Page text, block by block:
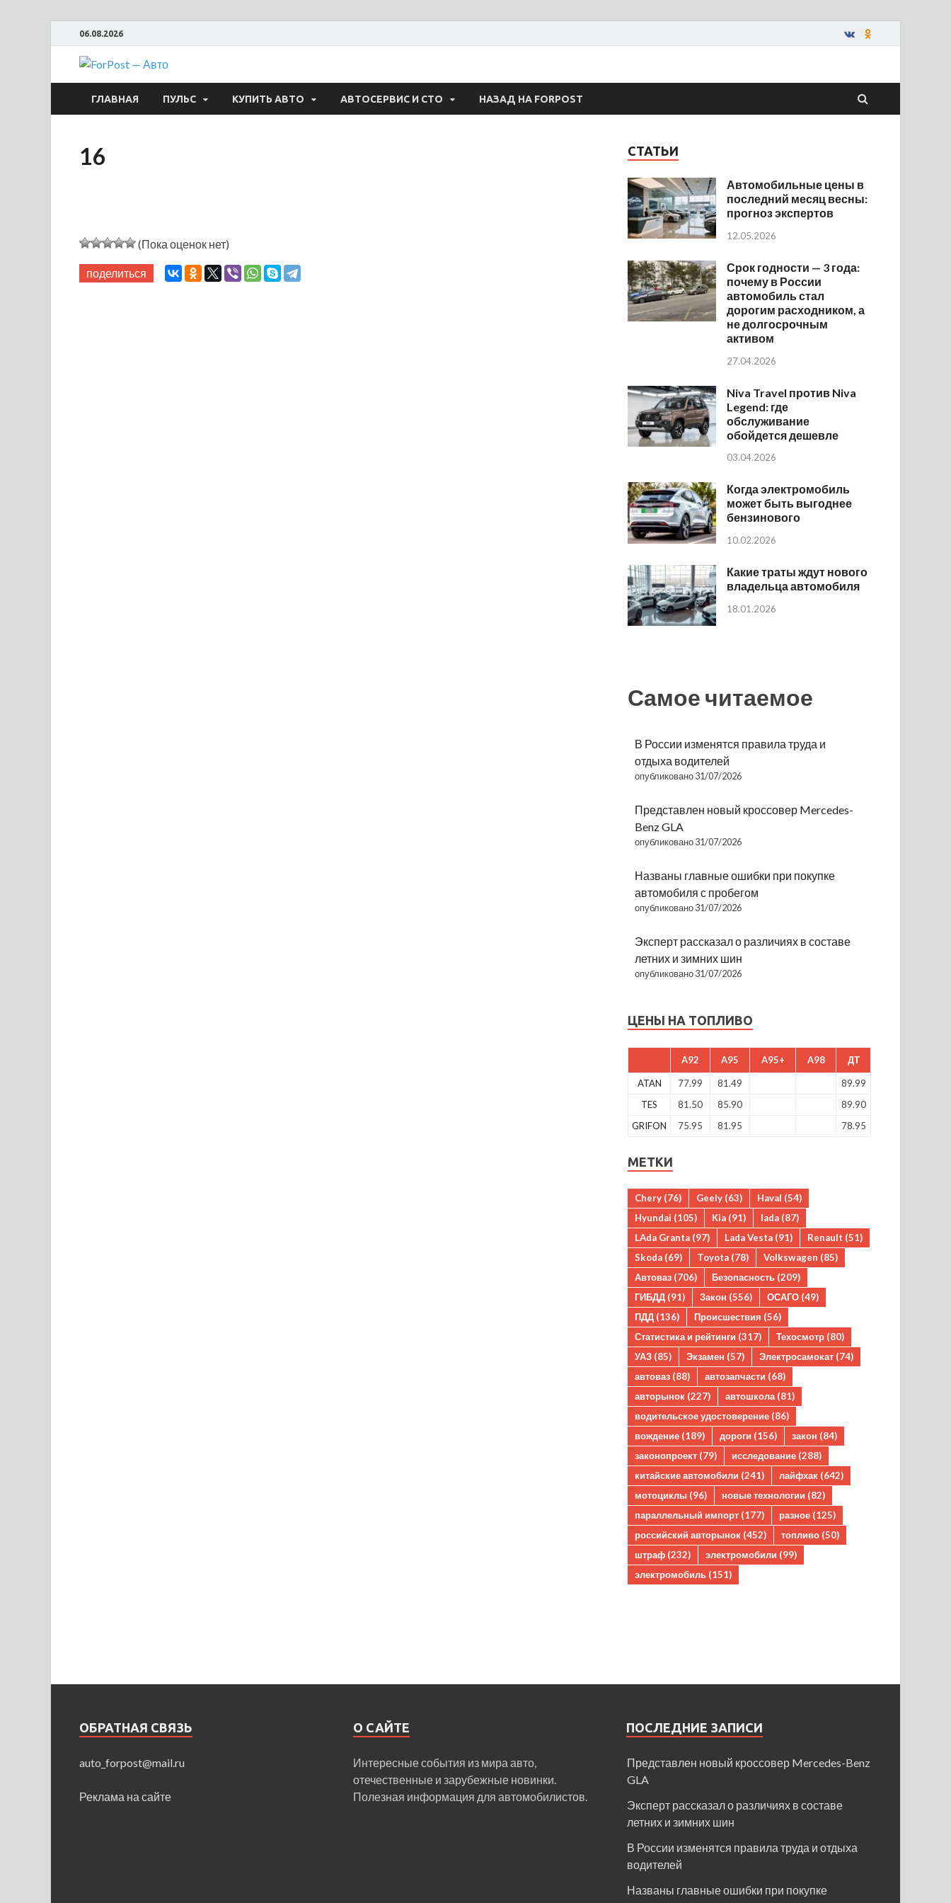
06.08.2026
ForPost — Авто
ГЛАВНАЯ ПУЛЬС КУПИТЬ АВТО АВТОСЕРВИС И СТО НАЗАД НА FORPOST
16
(Пока оценок нет)
поделиться
СТАТЬИ
Автомобильные цены в
последний месяц весны:
прогноз экспертов
12.05.2026
Срок годности — 3 года:
почему в России
автомобиль стал
дорогим расходником, а
не долгосрочным
активом
27.04.2026
Niva Travel против Niva
Legend: где
обслуживание
обойдется дешевле
03.04.2026
Когда электромобиль
может быть выгоднее
бензинового
10.02.2026
Какие траты ждут нового
владельца автомобиля
18.01.2026
Самое читаемое
В России изменятся правила труда и
отдыха водителей
опубликовано 31/07/2026
Представлен новый кроссовер Mercedes-
Benz GLA
опубликовано 31/07/2026
Названы главные ошибки при покупке
автомобиля с пробегом
опубликовано 31/07/2026
Эксперт рассказал о различиях в составе
летних и зимних шин
опубликовано 31/07/2026
ЦЕНЫ НА ТОПЛИВО
A92 A95 A95+ A98 ДТ
ATAN 77.99 81.49
89.99
TES
81.50 85.90
89.90
GRIFON
75.95 81.95 78.95
МЕТКИ
Chery (76) Geely (63) Haval (54)
Hyundai (105) Kia (91) lada (87)
LAda Granta (97) Lada Vesta (91) Renault (51)
Skoda (69) Toyota (78) Volkswagen (85)
Автоваз (706) Безопасность (209)
ГИБДД (91) Закон (556) ОСАГО (49)
ПДД (136) Происшествия (56)
Статистика и рейтинги (317) Техосмотр (80)
УАЗ (85) Экзамен (57) Электросамокат (74)
автоваз (88) автозапчасти (68)
авторынок (227) автошкола (81)
водительское удостоверение (86)
вождение (189) дороги (156) закон (84)
законопроект (79) исследование (288)
китайские автомобили (241) лайфхак (642)
мотоциклы (96) новые технологии (82)
параллельный импорт (177) разное (125)
российский авторынок (452) топливо (50)
штраф (232) электромобили (99)
электромобиль (151)
ОБРАТНАЯ СВЯЗЬ
auto_forpost@mail.ru
Реклама на сайте
О САЙТЕ
Интересные события из мира авто,
отечественные и зарубежные новинки.
Полезная информация для автомобилистов.
ПОСЛЕДНИЕ ЗАПИСИ
Представлен новый кроссовер Mercedes-Benz
GLA
Эксперт рассказал о различиях в составе
летних и зимних шин
В России изменятся правила труда и отдыха
водителей
Названы главные ошибки при покупке